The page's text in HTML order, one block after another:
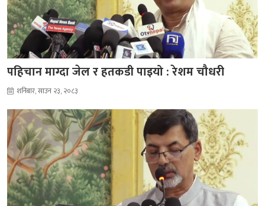
पहिचान माग्दा जेल र हतकडी पाइयो : रेशम चौधरी
शनिबार, साउन २३, २०८३